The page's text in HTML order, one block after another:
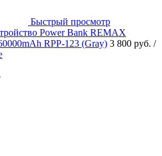
Быстрый просмотр
Power Bank REMAX
RPP-123 (Gray) 3 800 руб. /